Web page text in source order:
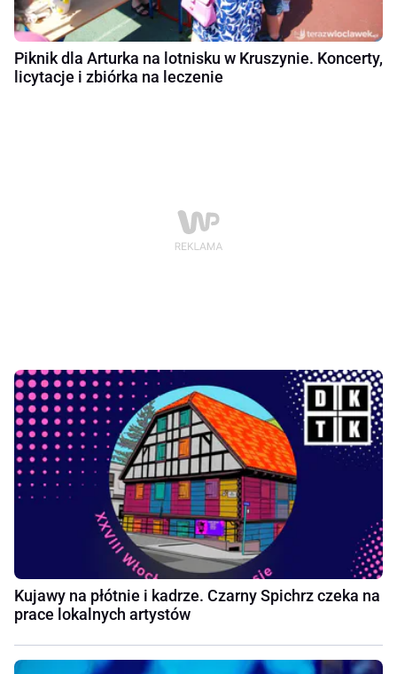
Piknik dla Arturka na lotnisku w Kruszynie. Koncerty,
licytacje i zbiórka na leczenie
Kujawy na płótnie i kadrze. Czarny Spichrz czeka na
prace lokalnych artystów